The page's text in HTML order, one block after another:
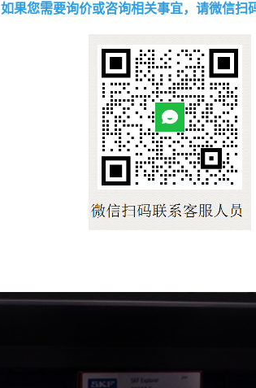
如果您需要询价或咨询相关事宜，请微信扫